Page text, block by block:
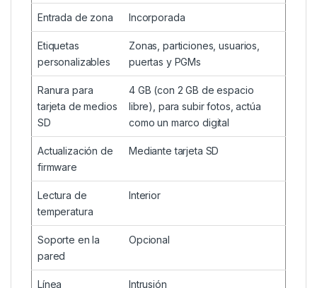
Entrada de zona Incorporada
Etiquetas
personalizables
Zonas, particiones, usuarios,
puertas y PGMs
Ranura para
tarjeta de medios
SD
4 GB (con 2 GB de espacio
libre), para subir fotos, actúa
como un marco digital
Actualización de
firmware
Mediante tarjeta SD
Lectura de
temperatura
Interior
Soporte en la
pared
Opcional
Línea Intrusión